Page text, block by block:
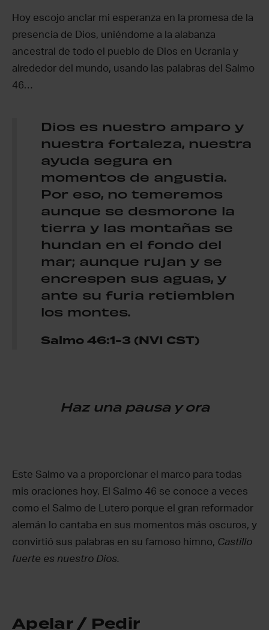
Hoy escojo anclar mi esperanza en la promesa de la
presencia de Dios, uniéndome a la alabanza
ancestral de todo el pueblo de Dios en Ucrania y
alrededor del mundo, usando las palabras del Salmo
46…
Dios es nuestro amparo y
nuestra fortaleza, nuestra
ayuda segura en
momentos de angustia.
Por eso, no temeremos
aunque se desmorone la
tierra y las montañas se
hundan en el fondo del
mar; aunque rujan y se
encrespen sus aguas, y
ante su furia retiemblen
los montes.
Salmo 46:1-3 (NVI CST)
Haz una pausa y ora
Este Salmo va a proporcionar el marco para todas
mis oraciones hoy. El Salmo 46 se conoce a veces
como el Salmo de Lutero porque el gran reformador
alemán lo cantaba en sus momentos más oscuros, y
convirtió sus palabras en su famoso himno, Castillo
fuerte es nuestro Dios.
Apelar / Pedir